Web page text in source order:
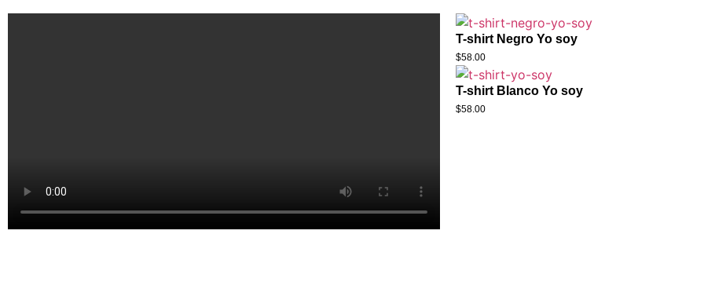
T-shirt Negro Yo soy
$58.00
T-shirt Blanco Yo soy
$58.00